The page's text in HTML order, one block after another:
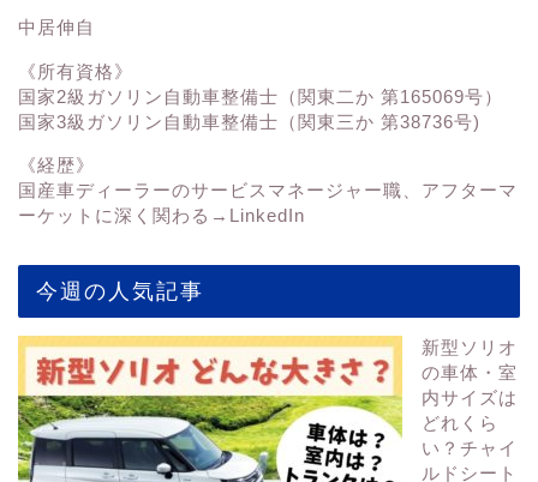
中居伸自
《所有資格》
国家2級ガソリン自動車整備士（関東二か 第165069号）
国家3級ガソリン自動車整備士（関東三か 第38736号)
《経歴》
国産車ディーラーのサービスマネージャー職、アフターマ
ーケットに深く関わる→ LinkedIn
今週の人気記事
新型ソリオ
の車体・室
内サイズは
どれくら
い？チャイ
ルドシート